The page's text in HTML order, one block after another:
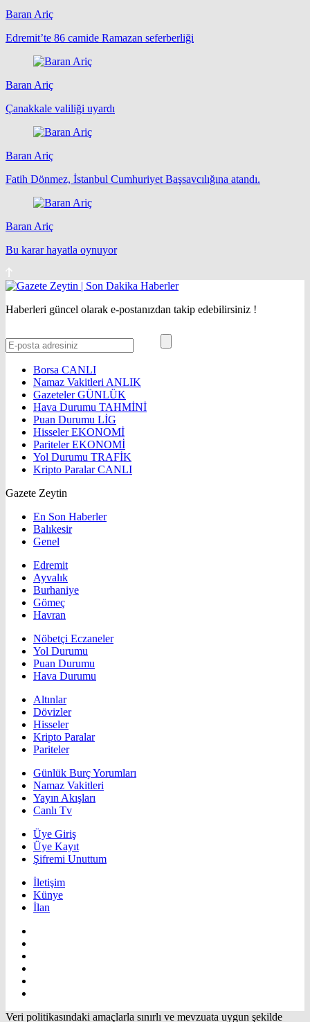
Baran Ariç
Edremit’te 86 camide Ramazan seferberliği
Baran Ariç
Çanakkale valiliği uyardı
Baran Ariç
Fatih Dönmez, İstanbul Cumhuriyet Başsavcılığına atandı.
Baran Ariç
Bu karar hayatla oynuyor
Haberleri güncel olarak e-postanızdan takip edebilirsiniz !
Borsa CANLI
Namaz Vakitleri ANLIK
GazetelerGÜNLÜK
Hava Durumu TAHMİNİ
Puan Durumu LİG
HisselerEKONOMİ
ParitelerEKONOMİ
Yol Durumu TRAFİK
Kripto ParalarCANLI
Gazete Zeytin
En Son Haberler
Balıkesir
Genel
Edremit
Ayvalık
Burhaniye
Gömeç
Havran
Nöbetçi Eczaneler
Yol Durumu
Puan Durumu
Hava Durumu
Altınlar
Dövizler
Hisseler
Kripto Paralar
Pariteler
Günlük Burç Yorumları
Namaz Vakitleri
Yayın Akışları
Canlı Tv
Üye Giriş
Üye Kayıt
Şifremi Unuttum
İletişim
Künye
İlan
Veri politikasındaki amaçlarla sınırlı ve mevzuata uygun şekilde